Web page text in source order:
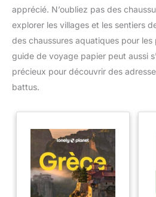
apprécié. N’oubliez pas des
explorer les villages et les sentiers
des chaussures aquatiques pour
guide de voyage papier peut aussi
précieux pour découvrir des
battus.